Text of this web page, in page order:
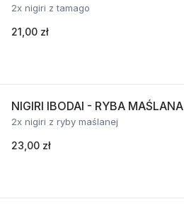
2x nigiri z tamago
21,00 zł
NIGIRI IBODAI - RYBA MAŚLANA
2x nigiri z ryby maślanej
23,00 zł